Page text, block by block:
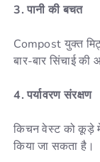
3. पानी की बचत
Compost युक्त
बार-बार सिंचाई
4. पर्यावरण संरक्षण
किचन वेस्ट को कूड़े
किया जा सकता है।